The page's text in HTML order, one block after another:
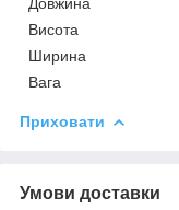
Висота
Ширина
Вага
Приховати
Умови доставки